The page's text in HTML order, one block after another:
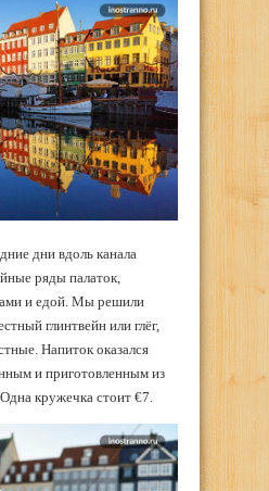
дни вдоль канала
ряды палаток,
и едой. Мы решили
глинтвейн или глёг,
Напиток оказался
и приготовленным из
кружечка стоит €7.